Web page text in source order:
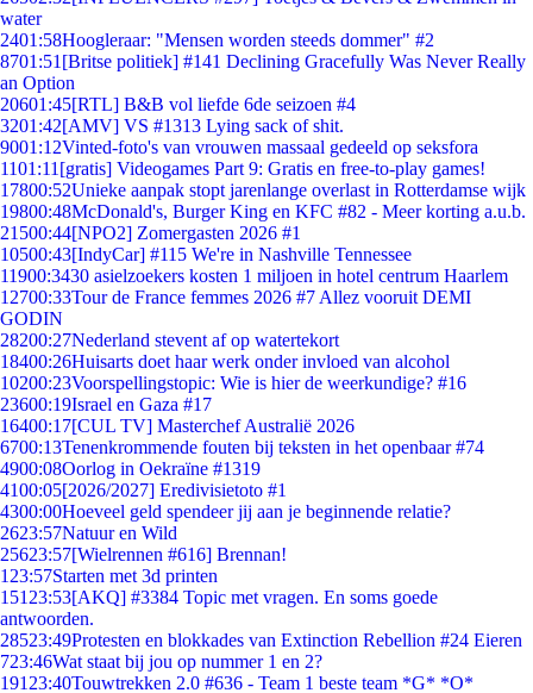
water
2401:58Hoogleraar: "Mensen worden steeds dommer" #2
8701:51 [Britse politiek] #141 Declining Gracefully Was Never Really
an Option
20601:45[RTL] B&B vol liefde 6de seizoen #4
3201:42[AMV] VS #1313 Lying sack of shit.
9001:12Vinted-foto's van vrouwen massaal gedeeld op seksfora
1101:11 [gratis] Videogames Part 9: Gratis en free-to-play games!
17800:52Unieke aanpak stopt jarenlange overlast in Rotterdamse wijk
19800:48McDonald's, Burger King en KFC #82 - Meer korting a.u.b.
21500:44[NPO2] Zomergasten 2026 #1
10500:43[IndyCar] #115 We're in Nashville Tennessee
11900:3430 asielzoekers kosten 1 miljoen in hotel centrum Haarlem
12700:33Tour de France femmes 2026 #7 Allez vooruit DEMI
GODIN
28200:27Nederland stevent af op watertekort
18400:26Huisarts doet haar werk onder invloed van alcohol
10200:23Voorspellingstopic: Wie is hier de weerkundige? #16
23600:19Israel en Gaza #17
16400:17[CUL TV] Masterchef Australië 2026
6700:13Tenenkrommende fouten bij teksten in het openbaar #74
4900:08Oorlog in Oekraïne #1319
4100:05[2026/2027] Eredivisietoto #1
4300:00Hoeveel geld spendeer jij aan je beginnende relatie?
2623:57Natuur en Wild
25623:57[Wielrennen #616] Brennan!
1 23:57Starten met 3d printen
151 23:53[AKQ] #3384 Topic met vragen. En soms goede
antwoorden.
28523:49Protesten en blokkades van Extinction Rebellion #24 Eieren
723:46Wat staat bij jou op nummer 1 en 2?
191 23:40Touwtrekken 2.0 #636 - Team 1 beste team *G* *O*